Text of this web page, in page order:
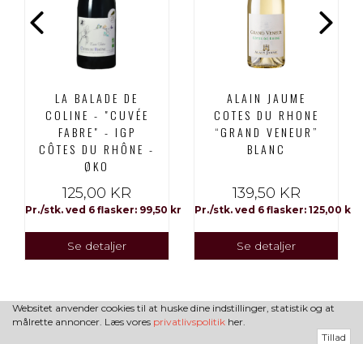
LA BALADE DE
COLINE - "CUVÉE
FABRE" - IGP
CÔTES DU RHÔNE -
ØKO
125,00 KR
Pr./stk. ved 6 flasker: 99,50 kr
Se detaljer
ALAIN JAUME
COTES DU RHONE
“GRAND VENEUR”
BLANC
139,50 KR
Pr./stk. ved 6 flasker: 125,00 kr
Se detaljer
Websitet anvender cookies til at huske dine indstillinger, statistik og at
målrette annoncer. Læs vores privatlivspolitik her.
Tillad